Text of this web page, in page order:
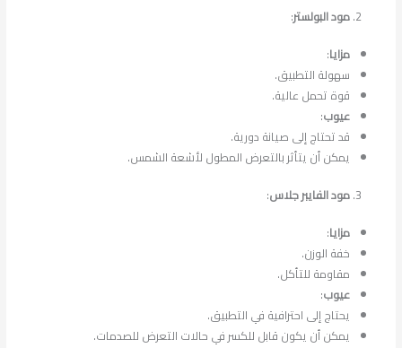
مود البولستر:
مزايا:
سهولة التطبيق.
قوة تحمل عالية.
عيوب:
قد تحتاج إلى صيانة دورية.
يمكن أن يتأثر بالتعرض المطول لأشعة الشمس.
مود الفايبر جلاس:
مزايا:
خفة الوزن.
مقاومة للتأكل.
عيوب:
يحتاج إلى احترافية في التطبيق.
يمكن أن يكون قابل للكسر في حالات التعرض للصدمات.